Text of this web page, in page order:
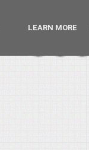
LEARN MORE